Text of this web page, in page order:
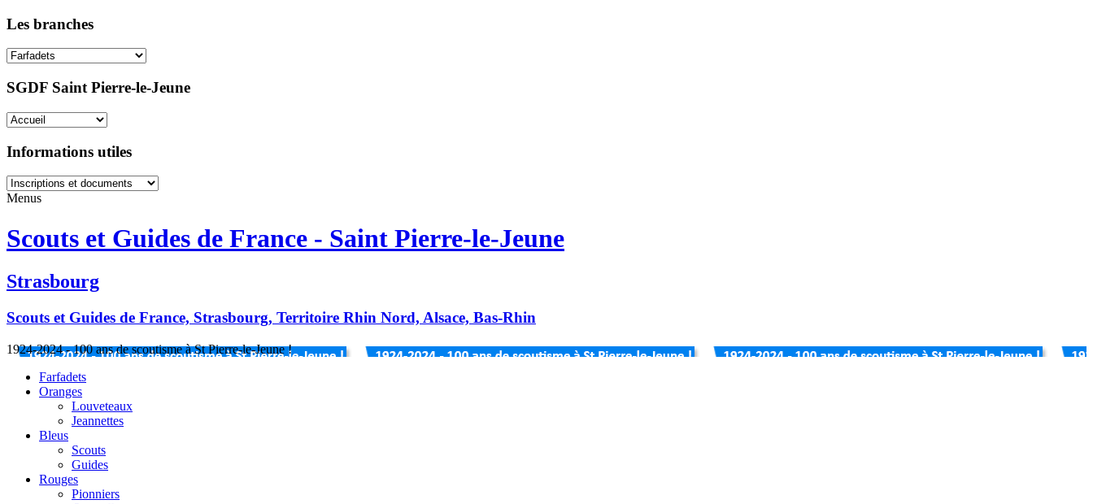
Les branches
SGDF Saint Pierre-le-Jeune
Informations utiles
Menus
Scouts et Guides de France - Saint Pierre-le-Jeune
Strasbourg
Scouts et Guides de France, Strasbourg, Territoire Rhin Nord, Alsace, Bas-Rhin
1924-2024 - 100 ans de scoutisme à St Pierre-le-Jeune !
Farfadets
Oranges
Louveteaux
Jeannettes
Bleus
Scouts
Guides
Rouges
Pionniers